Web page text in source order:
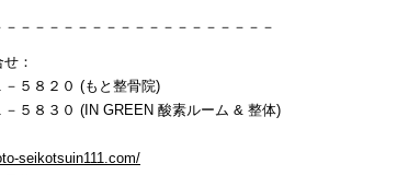
－－－－－－－－－－－－－－－－－－－
：
－５８２０ (もと整骨院)
－５８３０ (IN GREEN 酸素ルーム & 整体)
seikotsuin111.com/